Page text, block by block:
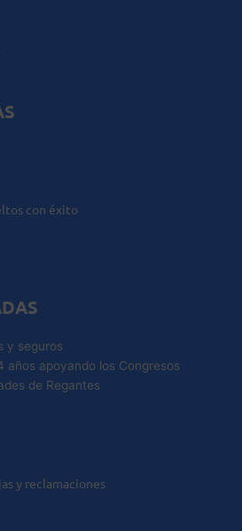
con éxito
y seguros
años apoyando los Congresos
de Regantes
y reclamaciones